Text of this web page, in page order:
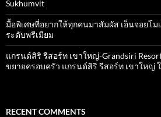
Sukhumvit
มื้อพิเศษที่อยากให้ทุกคนมาสัมผัส เอ็นจอยโม
ระดับพรีเมียม
แกรนด์สิริ​ รีสอร์ท​ เขาใหญ่​-Grandsiri​
ขยายครอบครัว แกรนด์สิริ รีสอร์ท เขาใหญ่
RECENT COMMENTS